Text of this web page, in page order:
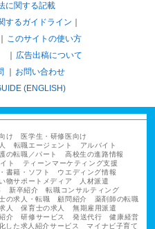
に関する記載
するガイドライン
このサイトの使い方
広告出稿について
お問い合わせ
(ENGLISH)
け
医学生・研修医向け
転職エージェント
アルバイト
の転職／パート
高校生の進路情報
ト
ティーンマーケティング支援
書籍・ソフト
ウエディング情報
物サポートメディア
人材派遣
新卒紹介
転職コンサルティング
の求人・転職 顧問紹介
薬剤師の転職
人 保育士の求人
無期雇用派遣
介 研修サービス 発送代行
健康経営
した求人紹介サービス マイナビ子育て